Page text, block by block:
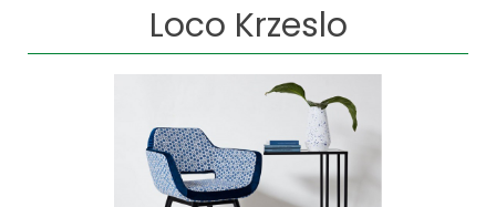
Loco Krzeslo